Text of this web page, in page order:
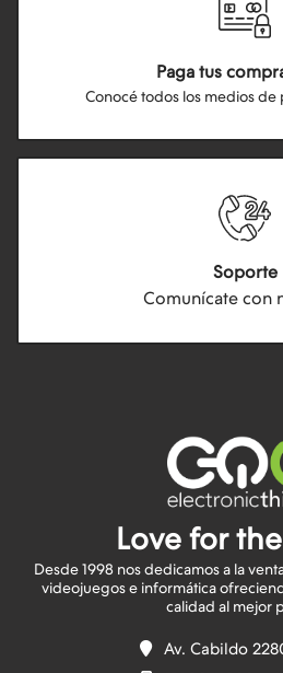
Paga tus
Conocé todos los medios
Soporte
Comunícate con
Love for
Desde 1998 nos dedicamos a la
videojuegos e informática
Av. Cabildo